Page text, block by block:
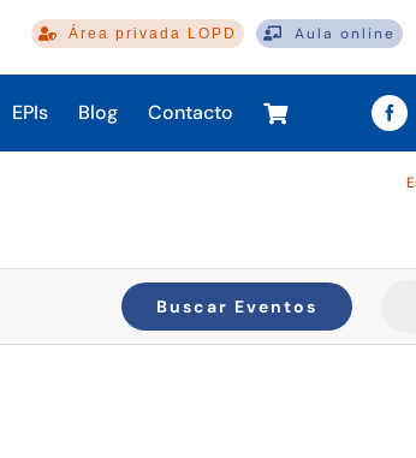
Área privada LOPD Aula online
EPIs Blog Contacto
Buscar Eventos